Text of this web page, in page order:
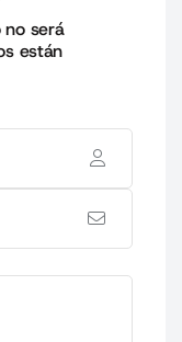
no será
están